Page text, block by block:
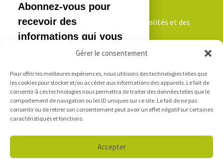
Gérer le consentement
Pour offrir les meilleures expériences, nous utilisons des technologies telles que
les cookies pour stocker et/ou accéder aux informations des appareils. Le fait de
consentir à ces technologies nous permettra de traiter des données telles que le
comportement de navigation ou les ID uniques sur ce site. Le fait de ne pas
consentir ou de retirer son consentement peut avoir un effet négatif sur certaines
caractéristiques et fonctions.
Accepter
Inscrivez-vous pour recevoir nos actualités et des
informations qui vous intéressent!
Je m'inscris
LOGIN
Accès e-mails - Outlook